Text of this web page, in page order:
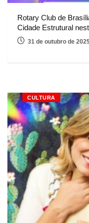
Rotary Club de
Cidade Estrutural
31 de outubro de
CULTURA